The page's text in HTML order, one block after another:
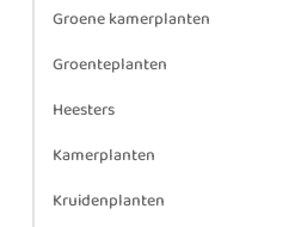
Groene kamerplanten
Groenteplanten
Heesters
Kamerplanten
Kruidenplanten